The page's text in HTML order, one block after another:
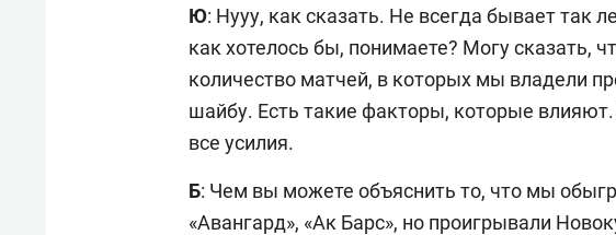
Ю: Нууу, как сказать. Не всегда бывает так
как хотелось бы, понимаете? Могу сказать,
количество матчей, в которых мы владели
шайбу. Есть такие факторы, которые
все усилия.
Б: Чем вы можете объяснить то, что мы
«Авангард», «Ак Барс», но проигрывали